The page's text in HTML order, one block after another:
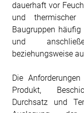
dauerhaft vor
und thermischer
Baugruppen
und
beziehungsweise
Die
Produkt,
Durchsatz und